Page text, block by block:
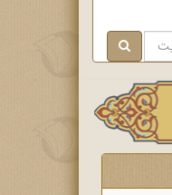
و امنیت ملی.
که در این ایام بطور خاص با